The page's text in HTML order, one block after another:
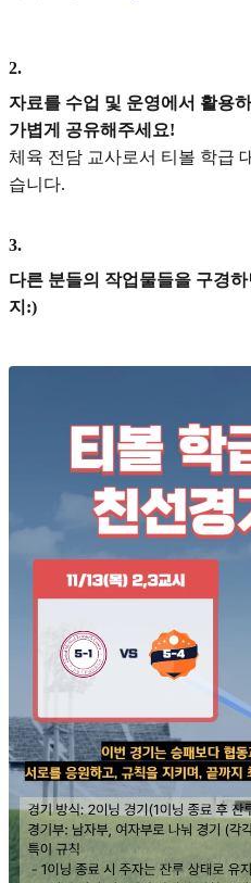
2.
자료를 수업 및 운영에서 활용
가볍게 공유해주세요!
체육 전담 교사로서 티볼 학급
습니다.
3.
다른 분들의 작업물들을 구경
지:)